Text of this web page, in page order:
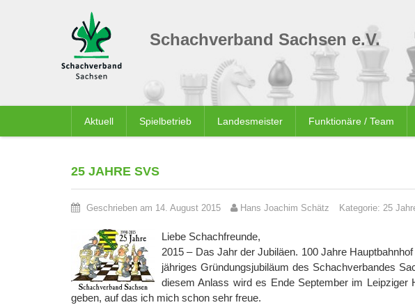
Schachverband Sachsen e.V.
Aktuell Spielbetrieb Landesmeister Funktionäre / Team
25 JAHRE SVS
Geschrieben am 14. August 2015 Hans Joachim Schätz Kategorie: 25
Liebe Schachfreunde,
2015 – Das Jahr der Jubiläen. 100 Jahre
jähriges Gründungsjubiläum des Schachverbandes
diesem Anlass wird es Ende September im Leipziger
geben, auf das ich mich schon sehr freue.